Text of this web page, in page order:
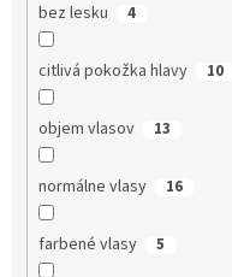
bez lesku 4
citlivá pokožka hlavy 10
objem vlasov 13
normálne vlasy 16
farbené vlasy 5